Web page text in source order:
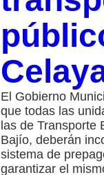
El Gobierno
que todas las
las de Transporte
Bajío, deberán
sistema de
garantizar el